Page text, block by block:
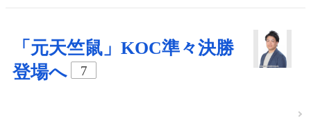
「元天竺鼠」KOC準々決勝
登場へ
7